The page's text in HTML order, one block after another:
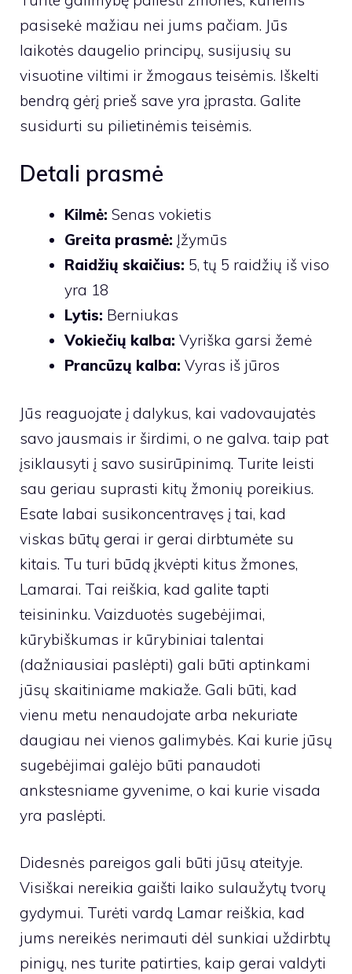
pasisekė mažiau nei jums pačiam. Jūs
laikotės daugelio principų, susijusių su
visuotine viltimi ir žmogaus teisėmis. Iškelti
bendrą gėrį prieš save yra įprasta. Galite
susidurti su pilietinėmis teisėmis.
Detali prasmė
Kilmė: Senas vokietis
Greita prasmė: Įžymūs
Raidžių skaičius: 5, tų 5 raidžių iš viso
yra 18
Lytis: Berniukas
Vokiečių kalba: Vyriška garsi žemė
Prancūzų kalba: Vyras iš jūros
Jūs reaguojate į dalykus, kai vadovaujatės
savo jausmais ir širdimi, o ne galva. taip pat
įsiklausyti į savo susirūpinimą. Turite leisti
sau geriau suprasti kitų žmonių poreikius.
Esate labai susikoncentravęs į tai, kad
viskas būtų gerai ir gerai dirbtumėte su
kitais. Tu turi būdą įkvėpti kitus žmones,
Lamarai. Tai reiškia, kad galite tapti
teisininku. Vaizduotės sugebėjimai,
kūrybiškumas ir kūrybiniai talentai
(dažniausiai paslėpti) gali būti aptinkami
jūsų skaitiniame makiaže. Gali būti, kad
vienu metu nenaudojate arba nekuriate
daugiau nei vienos galimybės. Kai kurie jūsų
sugebėjimai galėjo būti panaudoti
ankstesniame gyvenime, o kai kurie visada
yra paslėpti.
Didesnės pareigos gali būti jūsų ateityje.
Visiškai nereikia gaišti laiko sulaužytų tvorų
gydymui. Turėti vardą Lamar reiškia, kad
jums nereikės nerimauti dėl sunkiai uždirbtų
pinigų, nes turite patirties, kaip gerai valdyti